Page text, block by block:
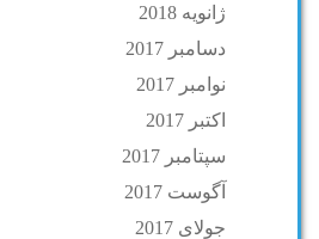
ژانویه 2018
دسامبر 2017
نوامبر 2017
اکتبر 2017
سپتامبر 2017
آگوست 2017
جولای 2017